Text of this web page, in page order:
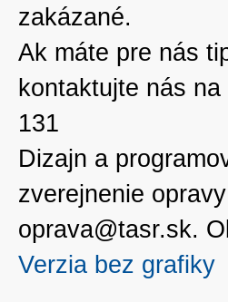
zakázané.
Ak máte pre nás
kontaktujte nás na
131
Dizajn a
zverejnenie
oprava@tasr.sk.
Verzia bez grafiky